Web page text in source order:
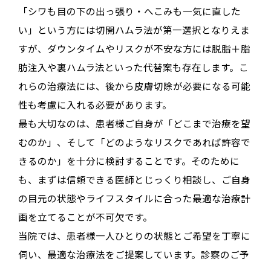
「シワも目の下の出っ張り・へこみも一気に直した
い」という方には切開ハムラ法が第一選択となりえま
すが、ダウンタイムやリスクが不安な方には脱脂＋脂
肪注入や裏ハムラ法といった代替案も存在します。こ
れらの治療法には、後から皮膚切除が必要になる可能
性も考慮に入れる必要があります。
最も大切なのは、患者様ご自身が「どこまで治療を望
むのか」 、そして 「どのようなリスクであれば許容で
きるのか」を十分に検討することです。そのために
も、まずは信頼できる医師とじっくり相談し、ご自身
の目元の状態やライフスタイルに合った最適な治療計
画を立てることが不可欠です。
当院では、患者様一人ひとりの状態とご希望を丁寧に
伺い、最適な治療法をご提案しています。診察のご予